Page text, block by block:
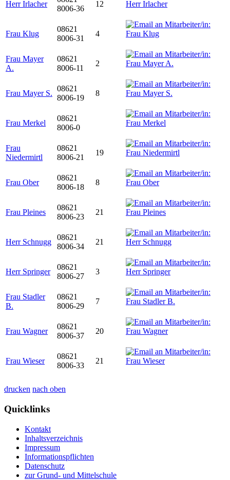
Herr Irlacher
8006-36
12
Frau Klug
08621
8006-31
4
Frau Mayer
A.
08621
8006-11
2
Frau Mayer S.
08621
8006-19
8
Frau Merkel
08621
8006-0
Frau
Niedermirtl
08621
8006-21
19
Frau Ober
08621
8006-18
8
Frau Pleines
08621
8006-23
21
Herr Schnugg
08621
8006-34
21
Herr Springer
08621
8006-27
3
Frau Stadler
B.
08621
8006-29
7
Frau Wagner
08621
8006-37
20
Frau Wieser
08621
8006-33
21
drucken nach oben
Quicklinks
Kontakt
Inhaltsverzeichnis
Impressum
Informationspflichten
Datenschutz
zur Grund- und Mittelschule